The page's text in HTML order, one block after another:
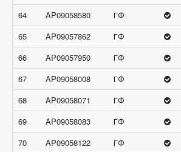
64
AP09058580 ГФ
65
AP09057862 ГФ
66
AP09057950 ГФ
67
AP09058008 ГФ
68
AP09058071 ГФ
69
AP09058083 ГФ
70
AP09058122 ГФ